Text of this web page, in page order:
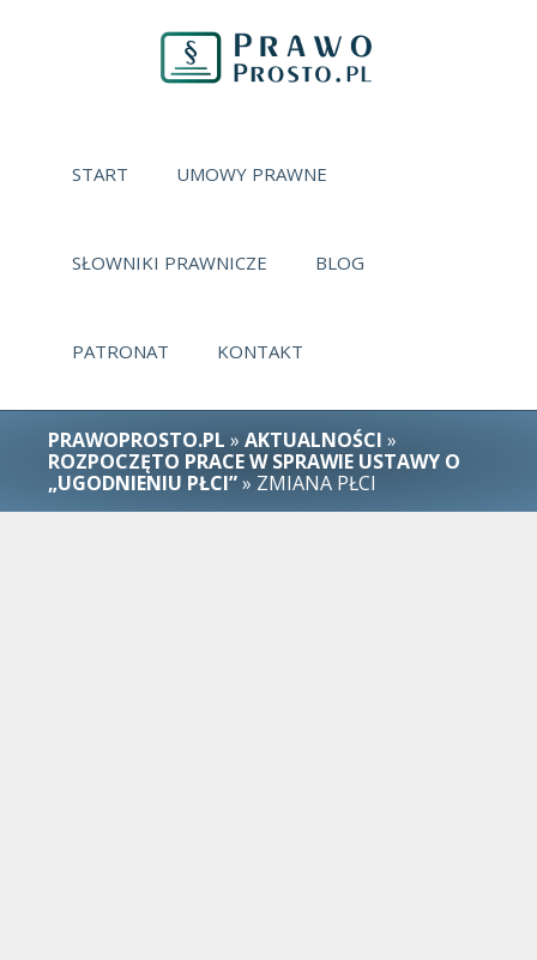
START UMOWY PRAWNE
SŁOWNIKI PRAWNICZE BLOG
PATRONAT KONTAKT
PRAWOPROSTO.PL » AKTUALNOŚCI »
ROZPOCZĘTO PRACE W SPRAWIE USTAWY O
„UGODNIENIU PŁCI”» ZMIANA PŁCI